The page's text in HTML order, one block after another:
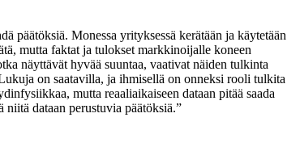
päätöksiä. Monessa yrityksessä kerätään ja käytetään
mutta faktat ja tulokset markkinoijalle koneen
näyttävät hyvää suuntaa, vaativat näiden tulkinta
on saatavilla, ja ihmisellä on onneksi rooli tulkita
mutta reaaliaikaiseen dataan pitää saada
dataan perustuvia päätöksiä.”